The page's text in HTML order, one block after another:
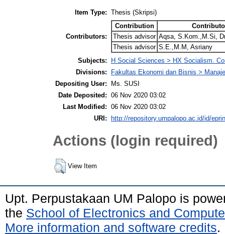
Item Type: Thesis (Skripsi)
Contributors:
Contribution
Thesis advisor Aqsa, S.Kom.,M.Si,
Thesis advisor S.E.,M.M, Asriany
Subjects:
H Social Sciences > HX Socialism.
Divisions:
Fakultas Ekonomi dan Bisnis >
Depositing User:
Ms. SUSI
Date Deposited: 06 Nov 2020 03:02
Last Modified: 06 Nov 2020 03:02
URI:
http://repository.umpalopo.ac.id/id/
Actions (login required)
View Item
Upt. Perpustakaan UM Palopo is
the School of Electronics and
More information and software credits.